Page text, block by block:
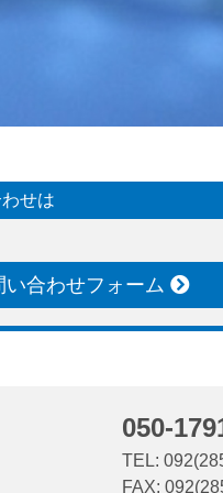
せは
い合わせフォーム
050-
TEL:
FAX: